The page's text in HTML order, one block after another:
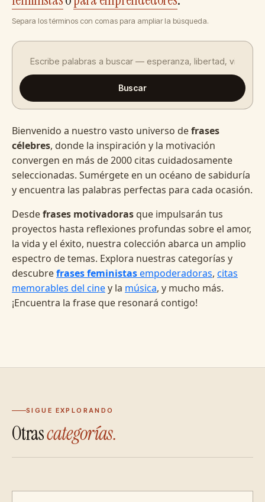
Separa los términos con comas para ampliar la búsqueda.
Buscar
Bienvenido a nuestro vasto universo defrases
célebres, donde la inspiración y la motivación
convergen en más de 2000 citas cuidadosamente
seleccionadas. Sumérgete en un océano de sabiduría
y encuentra las palabras perfectas para cada ocasión.
Desdefrases motivadoras que impulsarán tus
proyectos hasta reflexiones profundas sobre el amor,
la vida y el éxito, nuestra colección abarca un amplio
espectro de temas. Explora nuestras categorías y
descubrefrases feministasempoderadoras, citas
memorables del ciney la música, y mucho más.
¡Encuentra la frase que resonará contigo!
SIGUE EXPLORANDO
Otrascategorías.